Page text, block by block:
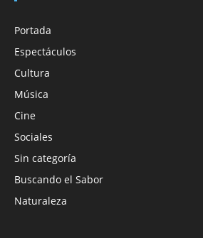
Portada
Espectáculos
Cultura
Música
Cine
Sociales
Sin categoría
Buscando el Sabor
Naturaleza